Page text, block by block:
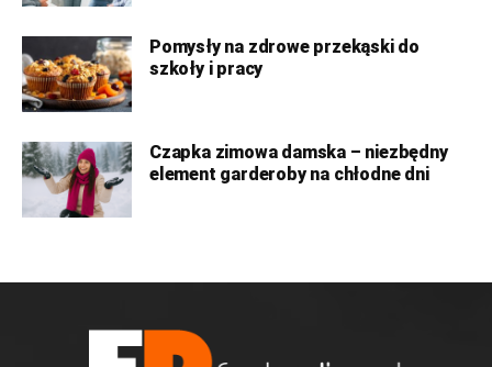
Pomysły na zdrowe przekąski do
szkoły i pracy
Czapka zimowa damska – niezbędny
element garderoby na chłodne dni